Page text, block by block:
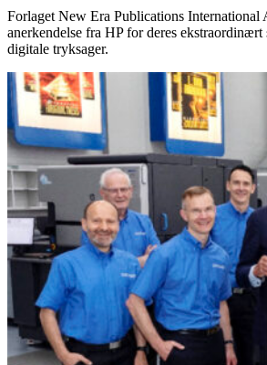
Forlaget New Era Publications International
anerkendelse fra HP for deres
digitale tryksager.